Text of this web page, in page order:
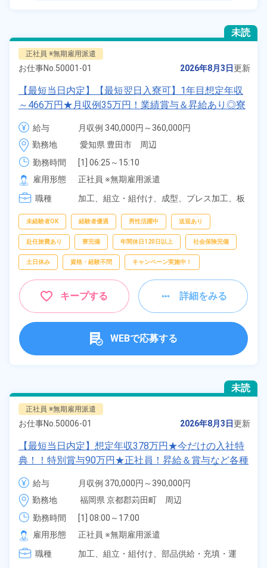
未読
正社員 ※無期雇用派遣
お仕事No. 50001-01 2026年8月3日更新
【最短当日内定】【最短翌日入寮可】1年目想定年収
～466万円★月収例35万円！業績賞与＆昇給あり◎寮
完備！寮費6割補助★寮から職場まで送迎つき◎土日
休み＆年間休日122日！自動車のプレス加工や組立作
業！《愛知県豊田市》
給与
月収例 340,000円～360,000円
給与 251,000円～251,000円
勤務地
愛知県 豊田市　周辺
勤務時間
[1] 06:25～15:10
[2] 17:05～01:50
[3] 08:30～17:30
雇用形態
正社員 ※無期雇用派遣
職種
加工、 組立・組付け、 成型、 プレス加工、 板
ーター、
未経験者OK 経験者優遇 男性活躍中 送迎あり
赴任旅費あり 寮完備 年間休日120日以上 社会保険完備
土日休み 資格・経験不問 キャンペーン実施中！
キープする 詳細をみる
WEBで応募する
未読
正社員 ※無期雇用派遣
お仕事No. 50006-01 2026年8月3日更新
【最短当日内定】想定年収378万円★今だけの入社特
典！！特別賞与90万円★正社員！昇給＆賞与など各種
手当も充実！クルマの組立・加工業務！備品付き寮完
備★無料送迎あり♪生活支援物資事前対応可◎《福岡
県苅田町》
給与
月収例 370,000円～390,000円
給与 255,000円～255,000円
勤務地
福岡県 京都郡苅田町　周辺
勤務時間
[1] 08:00～17:00
[2] 20:00～05:00
[3] 16:30～01:30
雇用形態
正社員 ※無期雇用派遣
職種
加工、 組立・組付け、 部品供給・充填・運